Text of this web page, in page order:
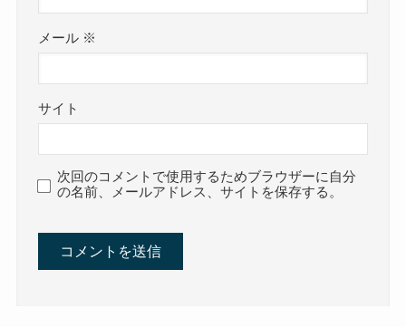
メール ※
サイト
次回のコメントで使用するためブラウザーに自分
の名前、メールアドレス、サイトを保存する。